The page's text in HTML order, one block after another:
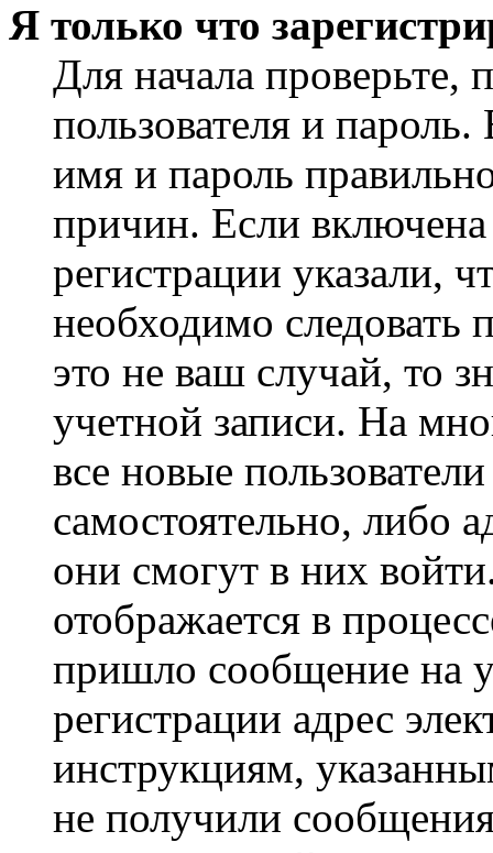
Я только что
Для начала проверьте,
пользователя и
имя и пароль
причин. Если
регистрации указали,
необходимо
это не ваш случай, то
учетной записи. На
все новые
самостоятельно, либо
они смогут в них
отображается в
пришло сообщение на
регистрации адрес
инструкциям,
не получили